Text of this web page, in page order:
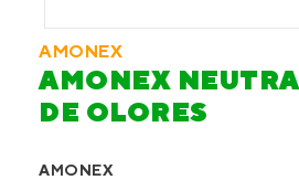
AMONEX
AMONEX
DE OLORES
AMONEX